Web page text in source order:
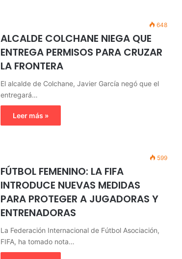
648
ALCALDE COLCHANE NIEGA QUE
ENTREGA PERMISOS PARA CRUZAR
LA FRONTERA
El alcalde de Colchane, Javier García negó que el
entregará…
Leer más »
599
FÚTBOL FEMENINO: LA FIFA
INTRODUCE NUEVAS MEDIDAS
PARA PROTEGER A JUGADORAS Y
ENTRENADORAS
La Federación Internacional de Fútbol Asociación,
FIFA, ha tomado nota…